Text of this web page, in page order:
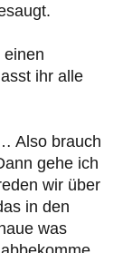
einen
ihr alle
Also brauch
gehe ich
wir über
in den
was